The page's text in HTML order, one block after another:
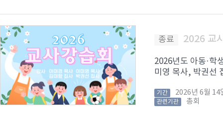
종료 2026 교
2026년도 아동·학
미영 목사, 박권선
기간 2026년 6월 14
관련기관 총회